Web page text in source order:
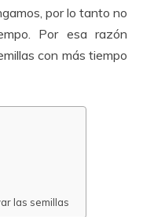
por lo tanto no
Por esa razón
con más tiempo
las semillas